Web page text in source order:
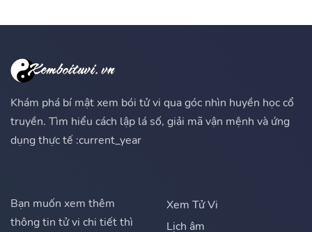
Khám phá bí mật xem bói tử vi qua góc nhìn huyền học cổ
truyền. Tìm hiểu cách lập lá số, giải mã vận mệnh và ứng
dụng thực tế :current_year
Bạn muốn xem thêm
thông tin tử vi chi tiết thì
Xem Tử Vi
Lịch âm